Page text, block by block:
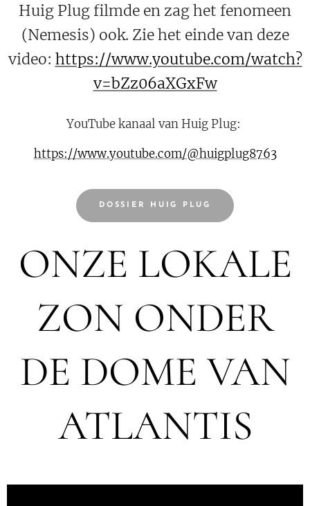
Huig Plug filmde en zag het fenomeen
(Nemesis) ook. Zie het einde van deze
video: https://www.youtube.com/watch?
v=bZz06aXGxFw
YouTube kanaal van Huig Plug:
https://www.youtube.com/@huigplug8763
DOSSIER HUIG PLUG
ONZE LOKALE
ZON ONDER
DE DOME VAN
ATLANTIS